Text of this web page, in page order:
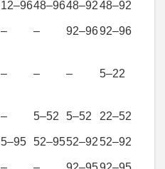
12–9648–9648–9248–92
– – 92–9692–96
– – – 5–22
– 5–52 5–52 22–52
5–95 52–9552–9252–92